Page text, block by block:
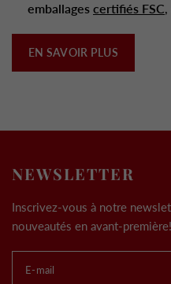
emballages certifiés FSC
EN SAVOIR PLUS
NEWSLETTER
Inscrivez-vous à notre
nouveautés en avant-première!
E-mail